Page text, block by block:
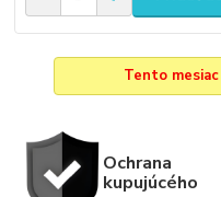
Tento
Ochrana
kupujúcého